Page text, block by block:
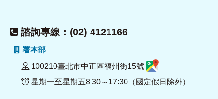
諮詢專線：(02) 4121166
署本部
100210臺北市中正區福州街15號
星期一至星期五8:30～17:30（國定假日除外）